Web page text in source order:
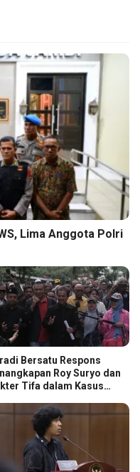
Lima Anggota Polri
Bersatu Respons
Roy Suryo dan
Tifa dalam Kasus